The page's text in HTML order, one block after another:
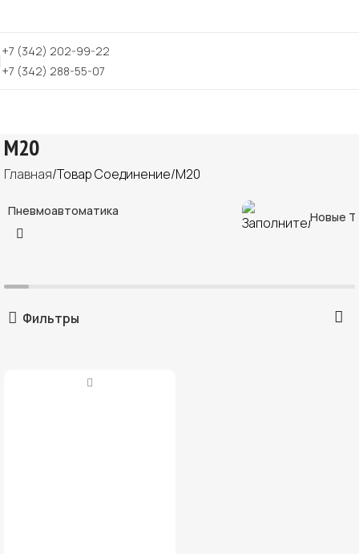
+7 (342) 202-99-22
+7 (342) 288-55-07
M20
Главная Товар Соединение M20
Пневмоавтоматика Новые
Фильтры